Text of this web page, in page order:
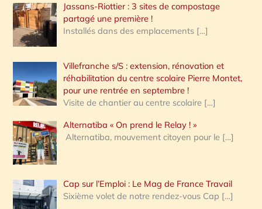
Jassans-Riottier : 3 sites de compostage
partagé une première !
Installés dans des emplacements […]
Villefranche s/S : extension, rénovation et
réhabilitation du centre scolaire Pierre Montet,
pour une rentrée en septembre !
Visite de chantier au centre scolaire […]
Alternatiba « On prend le Relay ! »
Alternatiba, mouvement citoyen pour le […]
Cap sur l’Emploi : Le Mag de France Travail
Sixième volet de notre rendez-vous Cap […]